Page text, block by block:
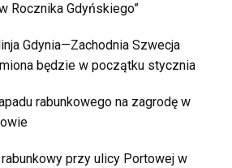
Rocznika Gdyńskiego”
Gdynia—Zachodnia Szwecja
będzie w początku stycznia
rabunkowego na zagrodę w
rabunkowy przy ulicy Portowej w